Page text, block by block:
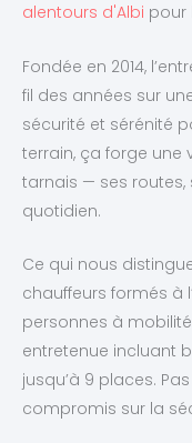
alentours d'Albi pour
Fondée en 2014,
fil des années sur
sécurité et sérénité
terrain, ça forge une
tarnais — ses routes,
quotidien.
Ce qui nous
chauffeurs formés à
personnes à
entretenue incluant
jusqu’à 9 places.
compromis sur la